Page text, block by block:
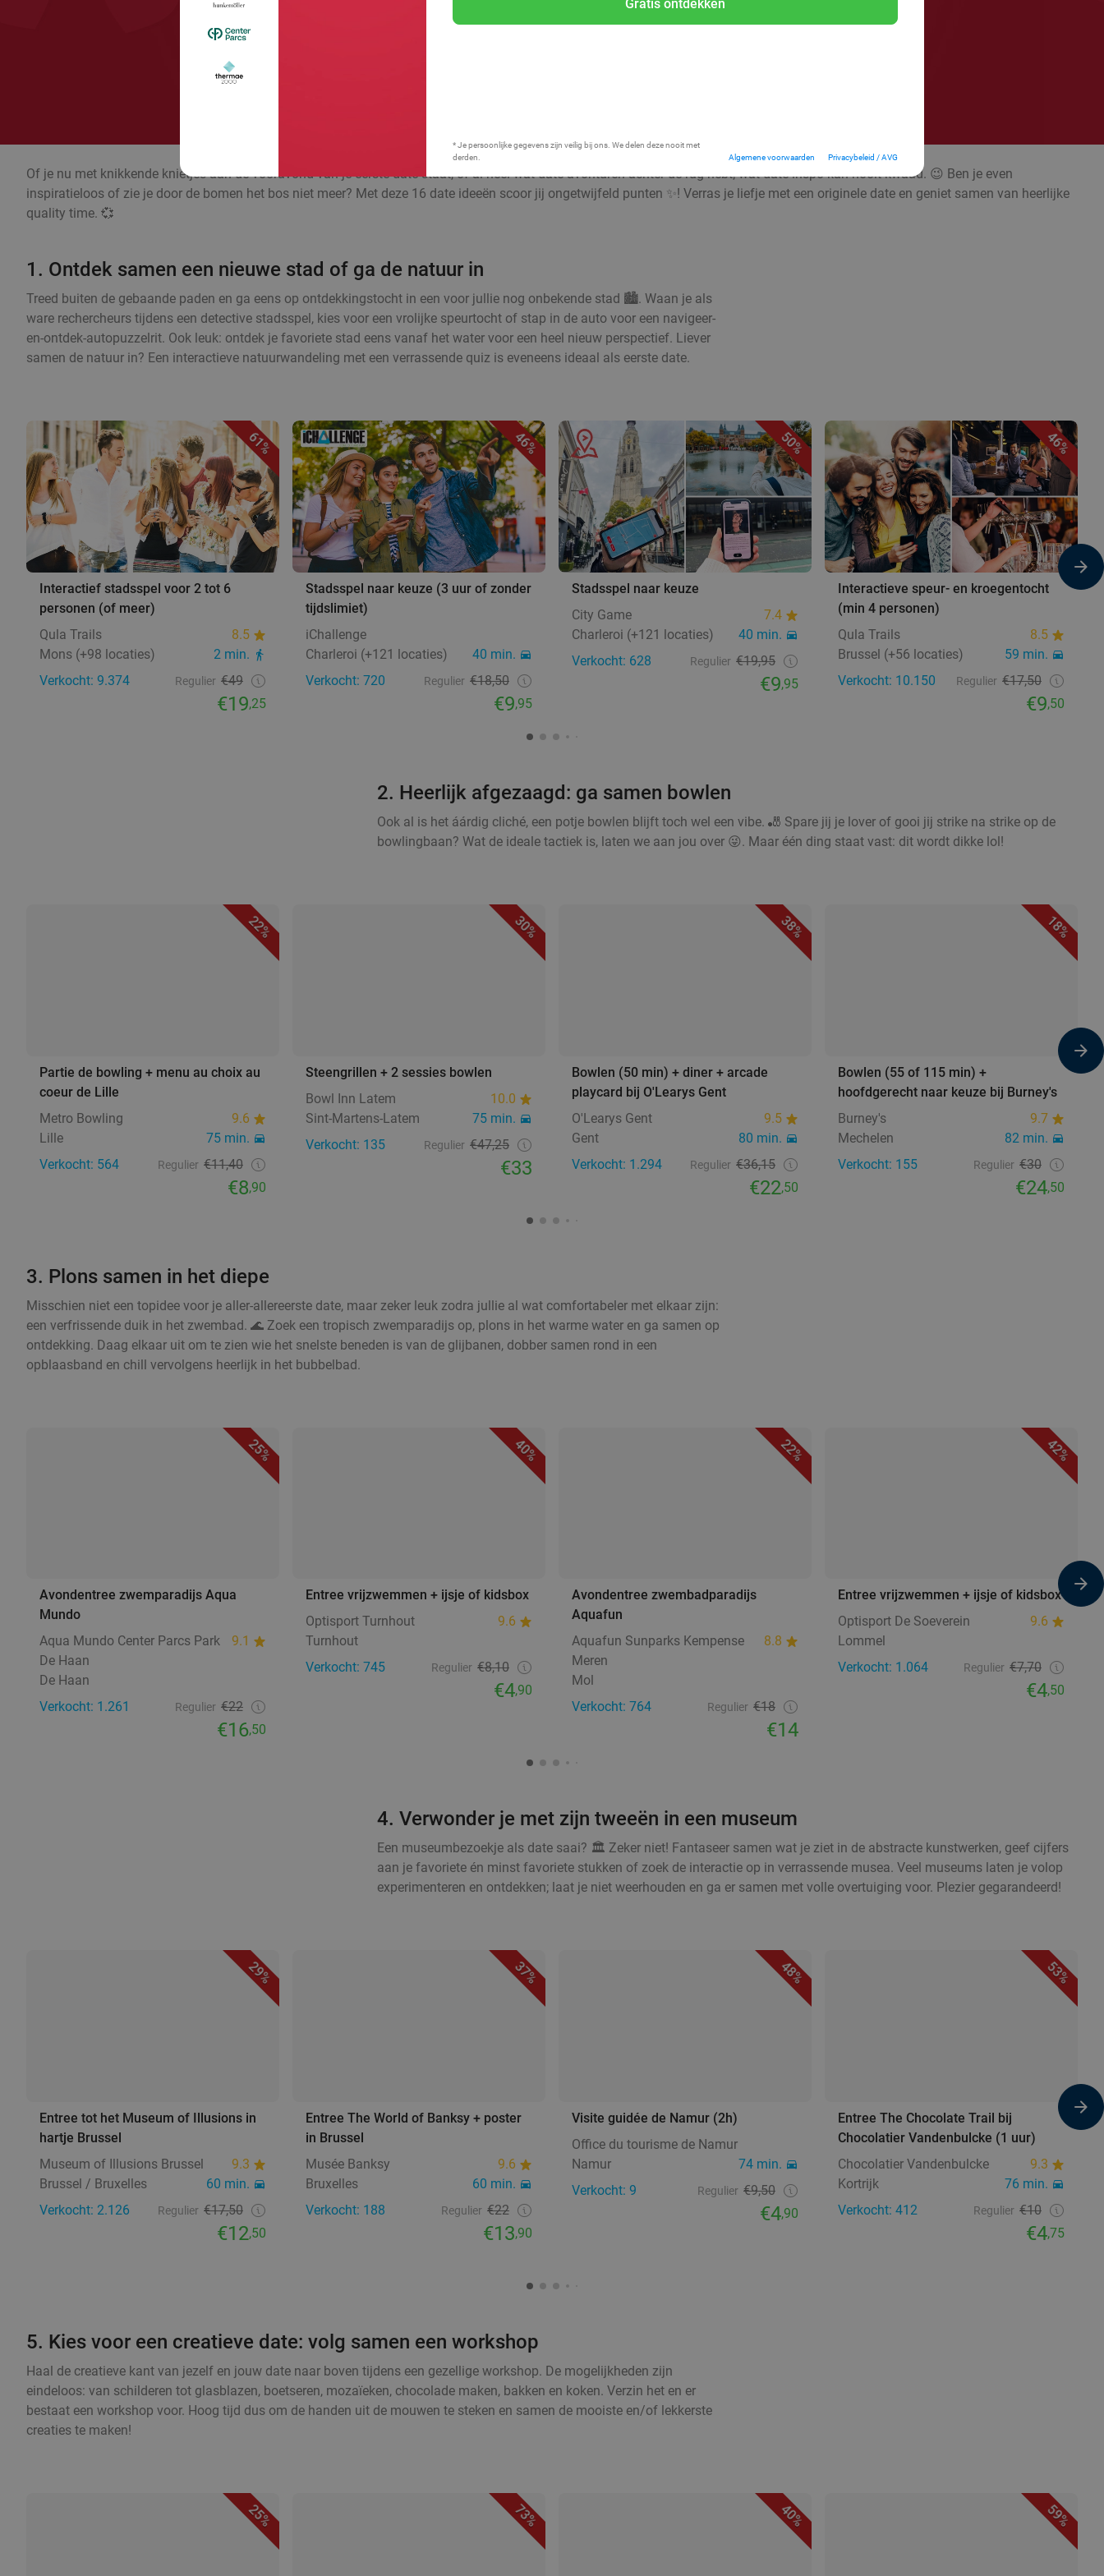
Gratis ontdekken
* Je persoonlijke gegevens zijn veilig bij ons. We delen deze nooit met
derden.
Algemene voorwaarden Privacybeleid / AVG
Of je nu met knikkende knietjes aan de vooravond van je eerste date staat, of al heel wat date-avonturen achter de rug hebt; wat date-inspo kan nooit kwaad. 😉 Ben je even
inspiratieloos of zie je door de bomen het bos niet meer? Met deze 16 date ideeën scoor jij ongetwijfeld punten ✨! Verras je liefje met een originele date en geniet samen van heerlijke
quality time. 💞
1. Ontdek samen een nieuwe stad of ga de natuur in
Treed buiten de gebaande paden en ga eens op ontdekkingstocht in een voor jullie nog onbekende stad 🏙️. Waan je als
ware rechercheurs tijdens een detective stadsspel, kies voor een vrolijke speurtocht of stap in de auto voor een navigeer-
en-ontdek-autopuzzelrit. Ook leuk: ontdek je favoriete stad eens vanaf het water voor een heel nieuw perspectief. Liever
samen de natuur in? Een interactieve natuurwandeling met een verrassende quiz is eveneens ideaal als eerste date.
61%
Interactief stadsspel voor 2 tot 6
personen (of meer)
Qula Trails
8.5
Mons (+98 locaties)
2 min.
Verkocht: 9.374
Regulier €49
€19,25
46%
Stadsspel naar keuze (3 uur of zonder
tijdslimiet)
iChallenge
Charleroi (+121 locaties)
40 min.
Verkocht: 720
Regulier €18,50
€9,95
50%
Stadsspel naar keuze
City Game
7.4
Charleroi (+121 locaties)
40 min.
Verkocht: 628
Regulier €19,95
€9,95
46%
Interactieve speur- en kroegentocht
(min 4 personen)
Qula Trails
8.5
Brussel (+56 locaties)
59 min.
Verkocht: 10.150
Regulier €17,50
€9,50
2. Heerlijk afgezaagd: ga samen bowlen
Ook al is het áárdig cliché, een potje bowlen blijft toch wel een vibe. 🎳 Spare jij je lover of gooi jij strike na strike op de
bowlingbaan? Wat de ideale tactiek is, laten we aan jou over 😜. Maar één ding staat vast: dit wordt dikke lol!
22%
Partie de bowling + menu au choix au
coeur de Lille
Metro Bowling
9.6
Lille
75 min.
Verkocht: 564
Regulier €11,40
€8,90
30%
Steengrillen + 2 sessies bowlen
Bowl Inn Latem
10.0
Sint-Martens-Latem
75 min.
Verkocht: 135
Regulier €47,25
€33
38%
Bowlen (50 min) + diner + arcade
playcard bij O'Learys Gent
O'Learys Gent
9.5
Gent
80 min.
Verkocht: 1.294
Regulier €36,15
€22,50
18%
Bowlen (55 of 115 min) +
hoofdgerecht naar keuze bij Burney's
Burney's
9.7
Mechelen
82 min.
Verkocht: 155
Regulier €30
€24,50
3. Plons samen in het diepe
Misschien niet een topidee voor je aller-allereerste date, maar zeker leuk zodra jullie al wat comfortabeler met elkaar zijn:
een verfrissende duik in het zwembad. 🌊 Zoek een tropisch zwemparadijs op, plons in het warme water en ga samen op
ontdekking. Daag elkaar uit om te zien wie het snelste beneden is van de glijbanen, dobber samen rond in een
opblaasband en chill vervolgens heerlijk in het bubbelbad.
25%
Avondentree zwemparadijs Aqua
Mundo
Aqua Mundo Center Parcs Park
De Haan
9.1
De Haan
Verkocht: 1.261
Regulier €22
€16,50
40%
Entree vrijzwemmen + ijsje of kidsbox
Optisport Turnhout
9.6
Turnhout
Verkocht: 745
Regulier €8,10
€4,90
22%
Avondentree zwembadparadijs
Aquafun
Aquafun Sunparks Kempense
Meren
8.8
Mol
Verkocht: 764
Regulier €18
€14
42%
Entree vrijzwemmen + ijsje of kidsbox
Optisport De Soeverein
9.6
Lommel
Verkocht: 1.064
Regulier €7,70
€4,50
4. Verwonder je met zijn tweeën in een museum
Een museumbezoekje als date saai? 🏛️ Zeker niet! Fantaseer samen wat je ziet in de abstracte kunstwerken, geef cijfers
aan je favoriete én minst favoriete stukken of zoek de interactie op in verrassende musea. Veel museums laten je volop
experimenteren en ontdekken; laat je niet weerhouden en ga er samen met volle overtuiging voor. Plezier gegarandeerd!
29%
Entree tot het Museum of Illusions in
hartje Brussel
Museum of Illusions Brussel
9.3
Brussel / Bruxelles
60 min.
Verkocht: 2.126
Regulier €17,50
€12,50
37%
Entree The World of Banksy + poster
in Brussel
Musée Banksy
9.6
Bruxelles
60 min.
Verkocht: 188
Regulier €22
€13,90
48%
Visite guidée de Namur (2h)
Office du tourisme de Namur
Namur
74 min.
Verkocht: 9
Regulier €9,50
€4,90
53%
Entree The Chocolate Trail bij
Chocolatier Vandenbulcke (1 uur)
Chocolatier Vandenbulcke
9.3
Kortrijk
76 min.
Verkocht: 412
Regulier €10
€4,75
5. Kies voor een creatieve date: volg samen een workshop
Haal de creatieve kant van jezelf en jouw date naar boven tijdens een gezellige workshop. De mogelijkheden zijn
eindeloos: van schilderen tot glasblazen, boetseren, mozaïeken, chocolade maken, bakken en koken. Verzin het en er
bestaat een workshop voor. Hoog tijd dus om de handen uit de mouwen te steken en samen de mooiste en/of lekkerste
creaties te maken!
25% 73% 40% 59%